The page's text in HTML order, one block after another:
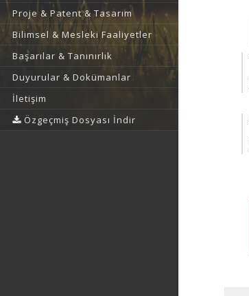
Proje & Patent & Tasarım
Bilimsel & Mesleki Faaliyetler
Başarılar & Tanınırlık
Duyurular & Dokümanlar
İletişim
Özgeçmiş Dosyası İndir